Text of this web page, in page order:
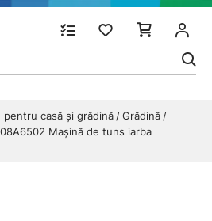
pentru casă și grădină
Grădină
Maşină de tuns iarba